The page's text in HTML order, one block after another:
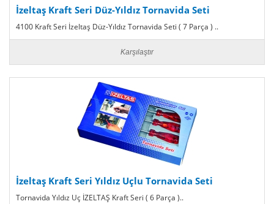
İzeltaş Kraft Seri Düz-Yıldız Tornavida Seti
4100 Kraft Seri İzeltaş Düz-Yıldız Tornavida Seti ( 7 Parça ) ..
Karşılaştır
İzeltaş Kraft Seri Yıldız Uçlu Tornavida Seti
Tornavida Yıldız Uç İZELTAŞ Kraft Seri ( 6 Parça )..